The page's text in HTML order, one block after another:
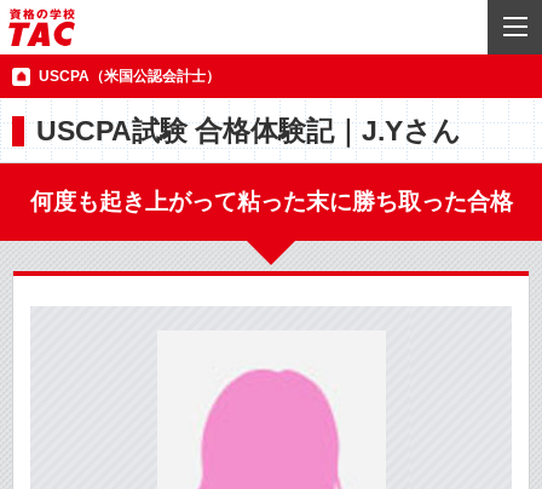
USCPA（米国公認会計士）
USCPA試験 合格体験記｜J.Yさん
何度も起き上がって粘った末に勝ち取った合格